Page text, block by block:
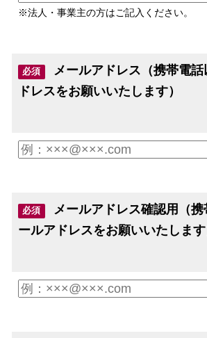
※法人・事業主の方はご記入ください。
必須
メールアドレス（携帯電
ドレスをお願いいたします）
必須
メールアドレス確認用（
ールアドレスをお願いいたします